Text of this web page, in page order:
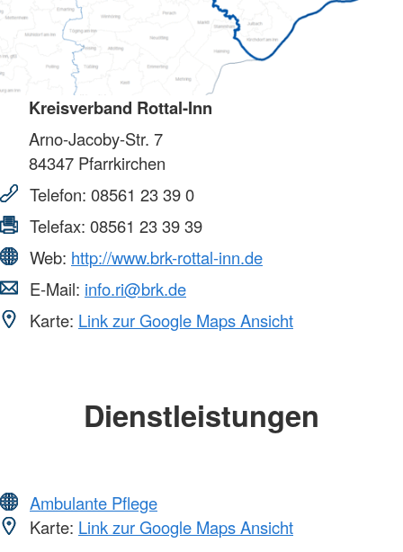
Kreisverband Rottal-Inn
Arno-Jacoby-Str. 7
84347 Pfarrkirchen
Telefon: 08561 23 39 0
Telefax: 08561 23 39 39
Web: http://www.brk-rottal-inn.de
E-Mail: info.ri@brk.de
Karte: Link zur Google Maps Ansicht
Dienstleistungen
Ambulante Pflege
Karte: Link zur Google Maps Ansicht